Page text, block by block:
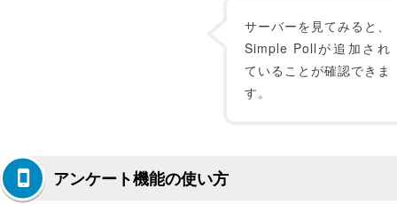
サーバーを見てみると、
Simple Pollが追加され
ていることが確認できま
す。
アンケート機能の使い方